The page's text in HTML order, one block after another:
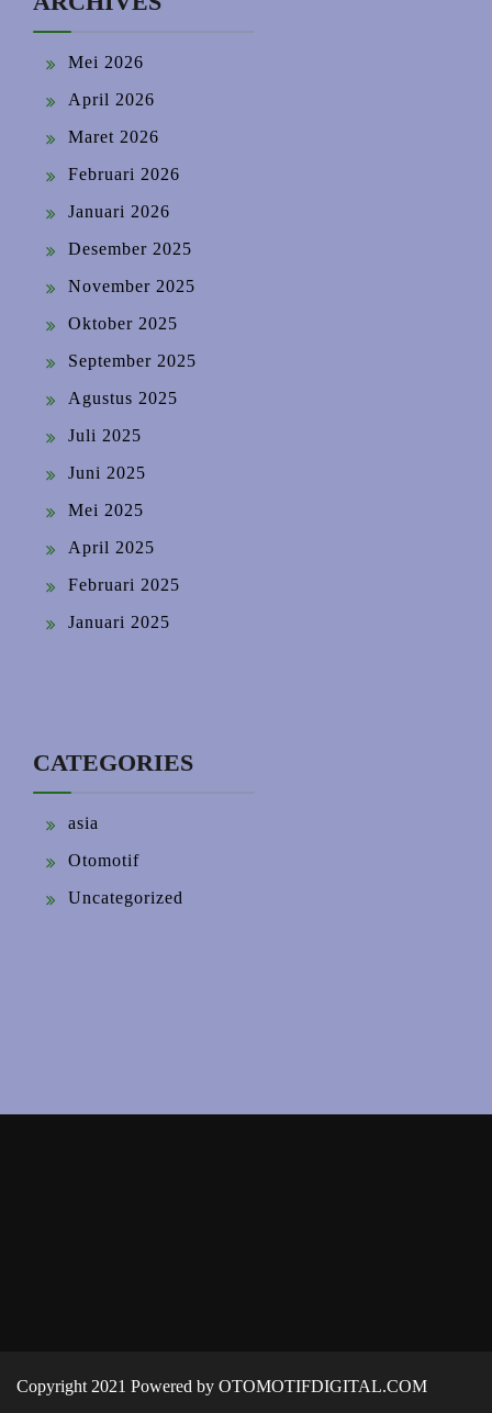
Mei 2026
April 2026
Maret 2026
Februari 2026
Januari 2026
Desember 2025
November 2025
Oktober 2025
September 2025
Agustus 2025
Juli 2025
Juni 2025
Mei 2025
April 2025
Februari 2025
Januari 2025
CATEGORIES
asia
Otomotif
Uncategorized
Copyright 2021 Powered by OTOMOTIFDIGITAL.COM